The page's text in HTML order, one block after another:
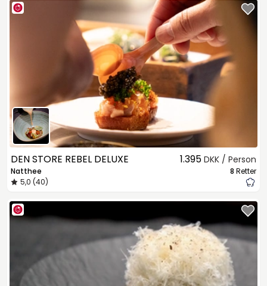
DEN STORE REBEL DELUXE
Natthee
5,0 (40)
1.395 DKK / Person
8 Retter